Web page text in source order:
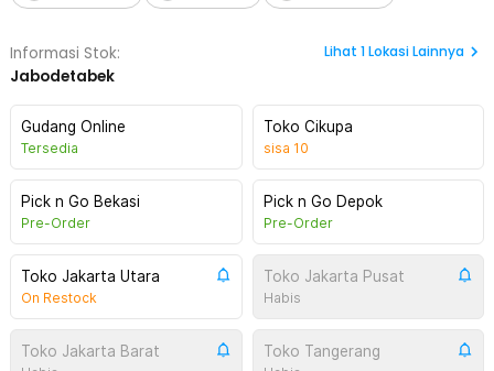
Informasi Stok:
Jabodetabek
Lihat 1Lokasi Lainnya
Gudang Online
Tersedia
Toko Cikupa
sisa 10
Pick n Go Bekasi
Pre-Order
Pick n Go Depok
Pre-Order
Toko Jakarta Utara
On Restock
Toko Jakarta Pusat
Habis
Toko Jakarta Barat Toko Tangerang